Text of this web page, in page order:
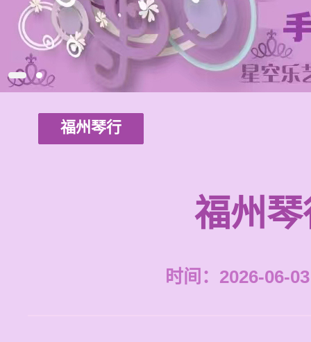
福州琴行
福州
时间：2026-06-